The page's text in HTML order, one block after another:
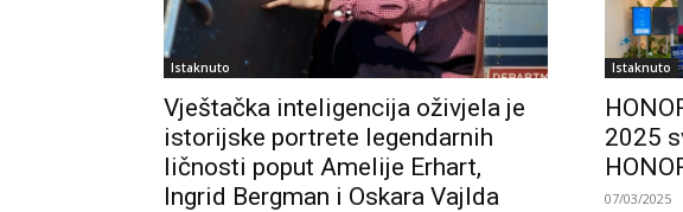
Istaknuto
Vještačka inteligencija oživjela je
istorijske portrete legendarnih
ličnosti poput Amelije Erhart,
Ingrid Bergman i Oskara Vajlda
Istaknuto
2025
07/03/2025